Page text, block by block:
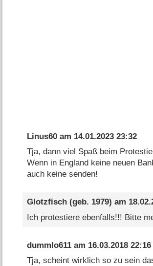
Linus60am 14.01.2023 23:32
Tja, dann viel Spaß beim
Wenn in England keine neuen
auch keine senden!
Glotzfisch(geb. 1979) am
Ich protestiere ebenfalls!!! Bitte
dummlo611am 16.03.2018 22:16
Tja, scheint wirklich so zu sein